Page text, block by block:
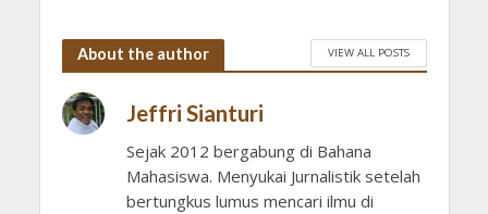
About the author VIEW ALL POSTS
Jeffri Sianturi
Sejak 2012 bergabung di Bahana
Mahasiswa. Menyukai Jurnalistik setelah
bertungkus lumus mencari ilmu di